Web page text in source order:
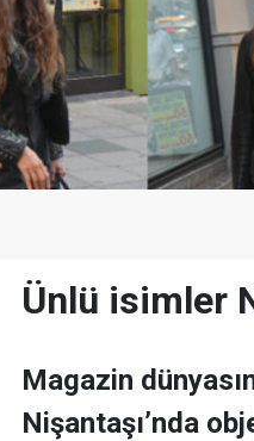
Ünlü isimler
Magazin
Nişantaşı’nda